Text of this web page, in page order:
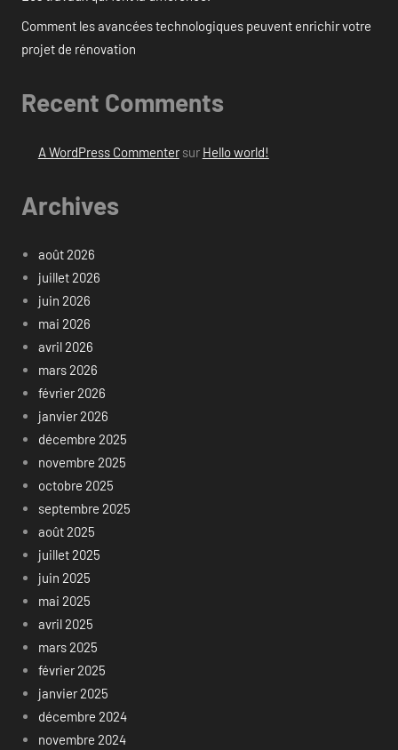
Comment les avancées technologiques peuvent enrichir votre
projet de rénovation
Recent Comments
A WordPress Commentersur Hello world!
Archives
août 2026
juillet 2026
juin 2026
mai 2026
avril 2026
mars 2026
février 2026
janvier 2026
décembre 2025
novembre 2025
octobre 2025
septembre 2025
août 2025
juillet 2025
juin 2025
mai 2025
avril 2025
mars 2025
février 2025
janvier 2025
décembre 2024
novembre 2024